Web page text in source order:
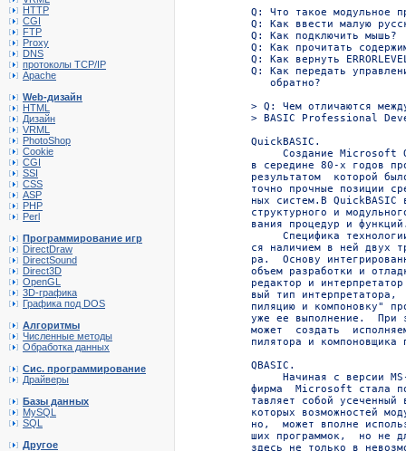
HTTP
CGI
FTP
Proxy
DNS
протоколы TCP/IP
Apache
Web-дизайн
HTML
Дизайн
VRML
PhotoShop
Cookie
CGI
SSI
CSS
ASP
PHP
Perl
Программирование игр
DirectDraw
DirectSound
Direct3D
OpenGL
3D-графика
Графика под DOS
Алгоритмы
Численные методы
Обработка данных
Сис. программирование
Драйверы
Базы данных
MySQL
SQL
Другое